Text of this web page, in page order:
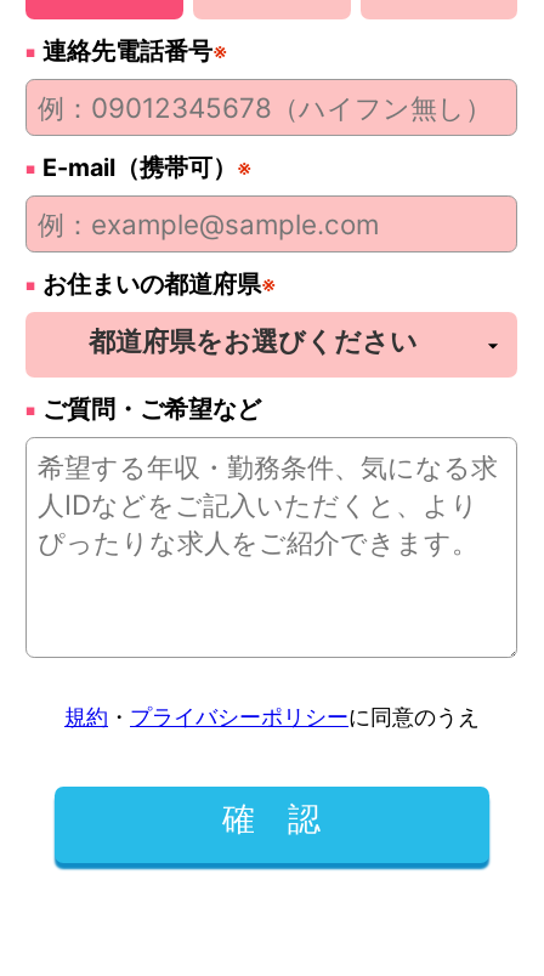
連絡先電話番号※
E-mail（携帯可） ※
お住まいの都道府県※
ご質問・ご希望など
規約 ・ プライバシーポリシーに同意のうえ